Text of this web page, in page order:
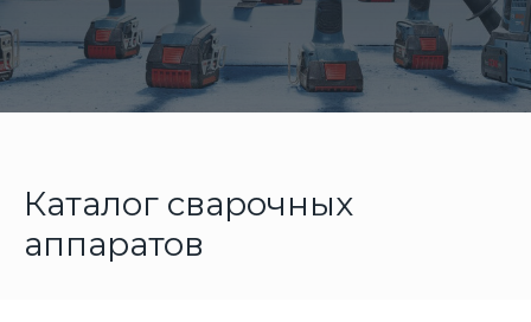
Каталог сварочных
аппаратов